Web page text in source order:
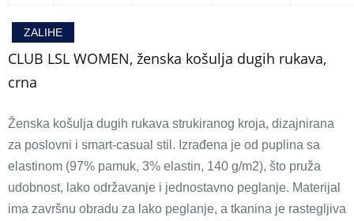
ZALIHE
CLUB LSL WOMEN, ženska košulja dugih rukava,
crna
Ženska košulja dugih rukava strukiranog kroja, dizajnirana
za poslovni i smart-casual stil. Izrađena je od puplina sa
elastinom (97% pamuk, 3% elastin, 140 g/m2), što pruža
udobnost, lako održavanje i jednostavno peglanje. Materijal
ima završnu obradu za lako peglanje, a tkanina je rastegljiva